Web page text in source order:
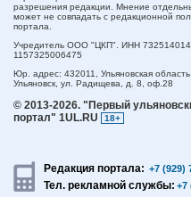
разрешения редакции. Мнение
может не совпадать с редакционной
портала.
Учредитель ООО "ЦКП". ИНН
1157325006475
Юр. адрес: 432011, Ульяновская область,
Ульяновск, ул. Радищева, д. 8, оф.28
© 2013-2026. "Первый
портал" 1UL.RU
18+
Редакция портала: +7 (929)
Тел. рекламной службы: +7